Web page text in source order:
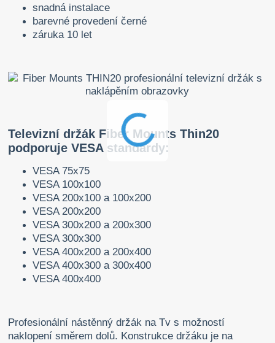
snadná instalace
barevné provedení černé
záruka 10 let
Televizní držák Fiber Mounts Thin20
podporuje VESA standardy:
VESA 75x75
VESA 100x100
VESA 200x100 a 100x200
VESA 200x200
VESA 300x200 a 200x300
VESA 300x300
VESA 400x200 a 200x400
VESA 400x300 a 300x400
VESA 400x400
Profesionální nástěnný držák na Tv s možností
naklopení směrem dolů. Konstrukce držáku je na